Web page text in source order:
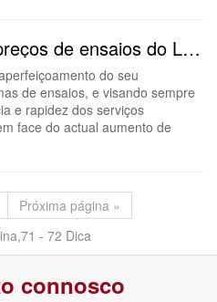
Desconto dos preços de ensaios do LECM
do seu
de ensaios, e visando sempre
e rapidez dos serviços
face do actual aumento de
Próxima página »
- 72 Dica
connosco